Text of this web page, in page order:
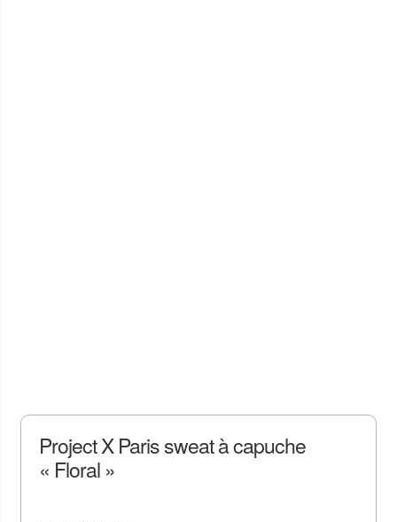
Project X Paris sweat à capuche
« Floral »